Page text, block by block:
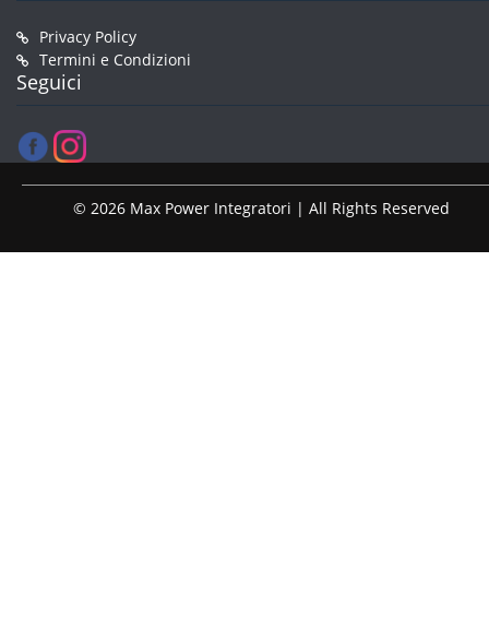
Privacy Policy
Termini e Condizioni
Seguici
© 2026 Max Power Integratori | All Rights Reserved